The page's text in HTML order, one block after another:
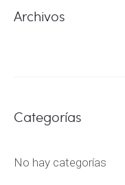
Archivos
Categorías
No hay categorías